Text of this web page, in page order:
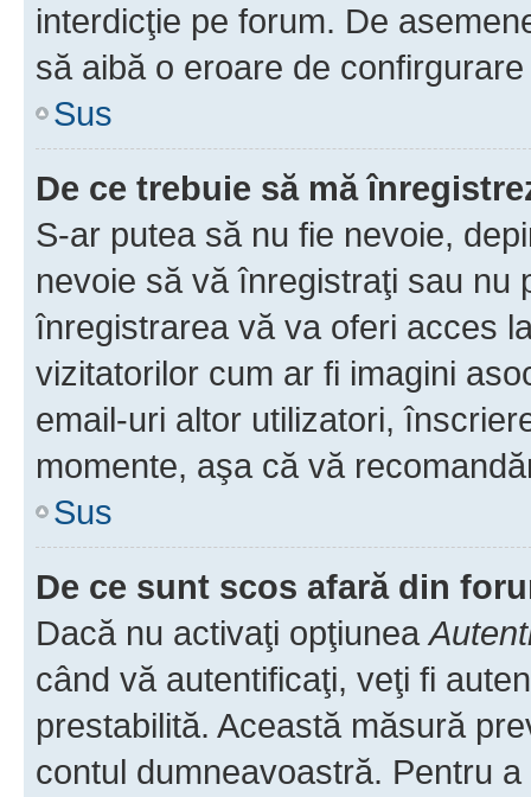
interdicţie pe forum. De
să aibă o eroare de
Sus
De ce trebuie să mă
S-ar putea să nu fie nevoie,
nevoie să vă înregistraţi sau nu
înregistrarea vă va oferi acces
vizitatorilor cum ar fi imagini
email-uri altor utilizatori,
momente, aşa că vă
Sus
De ce sunt scos afară din
Dacă nu activaţi opţiunea
când vă autentificaţi, veţi fi
prestabilită. Această măsură
contul dumneavoastră. Pentru